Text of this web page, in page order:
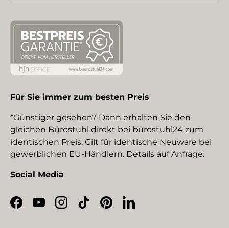
Für Sie immer zum besten Preis
*Günstiger gesehen? Dann erhalten Sie den
gleichen Bürostuhl direkt bei bürostuhl24 zum
identischen Preis. Gilt für identische Neuware bei
gewerblichen EU-Händlern. Details auf Anfrage.
Social Media
Facebook
YouTubeInstagram
TikTokPinterestLinkedIn